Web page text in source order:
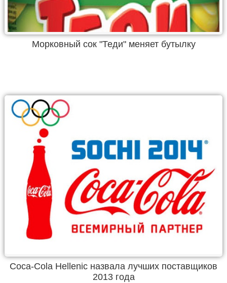
Морковный сок "Теди" меняет бутылку
Coca-Cola Hellenic назвала лучших поставщиков
2013 года